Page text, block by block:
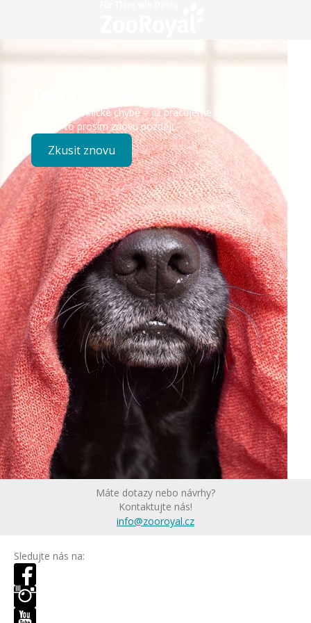
Došlo k technické chybě – již pracujeme na opravě.
Zkuste to prosím znovu později.
Zkusit znovu
Máte dotazy nebo návrhy?
Kontaktujte nás!
info@zooroyal.cz
Sledujte nás na: